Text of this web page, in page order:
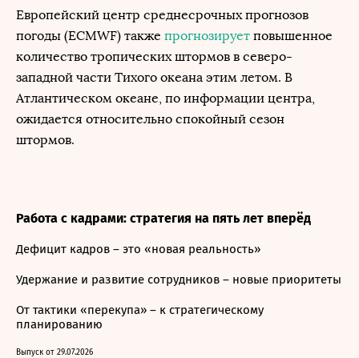
Европейский центр среднесрочных прогнозов
погоды (ECMWF) также прогнозирует повышенное
количество тропических штормов в северо-
западной части Тихого океана этим летом. В
Атлантическом океане, по информации центра,
ожидается относительно спокойный сезон
штормов.
Работа с кадрами: стратегия на пять лет вперёд
Дефицит кадров – это «новая реальность»
Удержание и развитие сотрудников – новые приоритеты
От тактики «перекупа» – к стратегическому
планированию
Выпуск от 29.07.2026